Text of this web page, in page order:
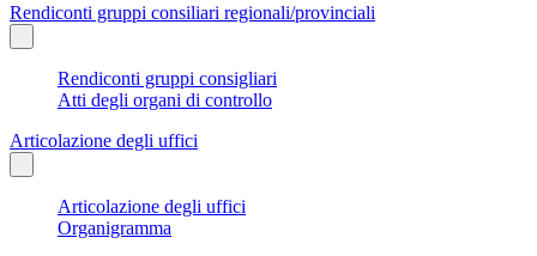
Rendiconti gruppi consiliari regionali/provinciali
Rendiconti gruppi consigliari
Atti degli organi di controllo
Articolazione degli uffici
Articolazione degli uffici
Organigramma